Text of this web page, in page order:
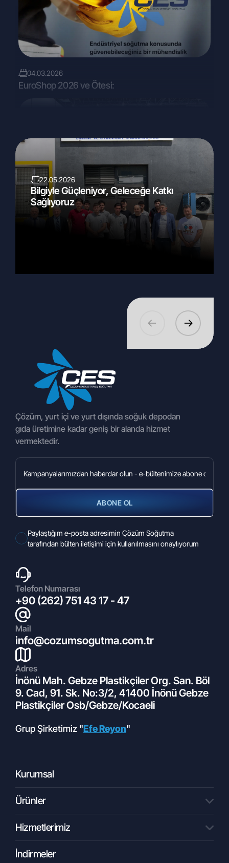
04.03.2026
EuroShop 2026 ve Ötesi:
EuroShop 2026 Standımızı Dijital Dünyada
10.03.2026
İstanbul / Aliva 34 - Bağcılar- FİLE Mağazası
27.02.2026
2026 Euroshop Fuarı
11.05.2022
İklimlendirme Nedir?
01.10.2022
22.05.2026
Bilgiyle Güçleniyor, Geleceğe Katkı
Sağlıyoruz
Çözüm, yurt içi ve yurt dışında soğuk depodan
gıda üretimine kadar geniş bir alanda hizmet
vermektedir.
ABONE OL
Paylaştığım e-posta adresimin Çözüm Soğutma
tarafından bülten iletişimi için kullanılmasını onaylıyorum
Telefon Numarası
+90 (262) 751 43 17 - 47
Mail
info@cozumsogutma.com.tr
Adres
İnönü Mah. Gebze Plastikçiler Org. San. Böl
9. Cad, 91. Sk. No:3/2, 41400 İnönü Gebze
Plastikçiler Osb/Gebze/Kocaeli
Grup Şirketimiz "Efe Reyon"
Kurumsal
Ürünler
Tüm Ürünler
Kondenser Ünitesi
Kompakt Merkezi Sistemler
Hizmetlerimiz
Mühendislik
İndirmeler